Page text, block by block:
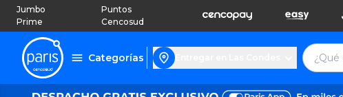
Jumbo
Prime
Puntos
Cencosud
Categorías